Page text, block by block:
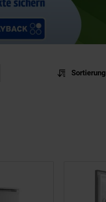
Sortierung